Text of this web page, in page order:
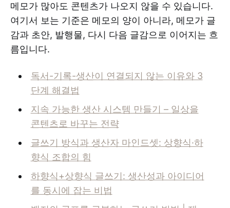
메모가 많아도 콘텐츠가 나오지 않을 수 있습니다.
여기서 보는 기준은 메모의 양이 아니라, 메모가 글
감과 초안, 발행물, 다시 다음 글감으로 이어지는 흐
름입니다.
독서-기록-생산이 연결되지 않는 이유와 3
단계 해결법
지속 가능한 생산 시스템 만들기 – 일상을
콘텐츠로 바꾸는 전략
글쓰기 방식과 생산자 마인드셋: 상향식·하
향식 조합의 힘
하향식+상향식 글쓰기: 생산성과 아이디어
를 동시에 잡는 비법